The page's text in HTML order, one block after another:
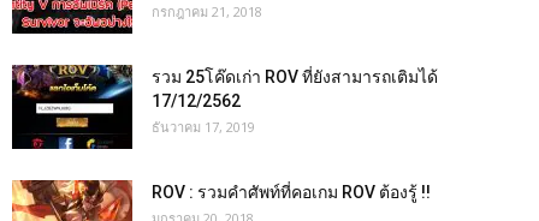
กรกฎาคม 21, 2018
รวม 25โค๊ดเก่า ROV ที่ยังสามารถเติมได้
17/12/2562
ธันวาคม 17, 2019
ROV : รวมคำศัพท์ที่คอเกม ROV ต้องรู้ !!